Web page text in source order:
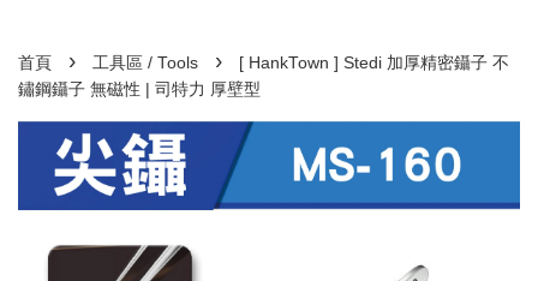
首頁 › 工具區 / Tools ›
[ HankTown ] Stedi 加厚精密鑷子 不
鏽鋼鑷子 無磁性 | 司特力 厚壁型